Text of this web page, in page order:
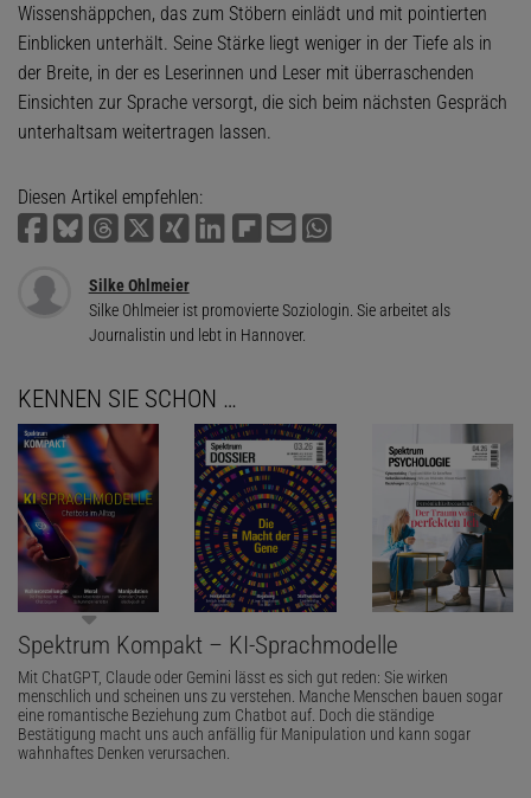
Wissenshäppchen, das zum Stöbern einlädt und mit pointierten
Einblicken unterhält. Seine Stärke liegt weniger in der Tiefe als in
der Breite, in der es Leserinnen und Leser mit überraschenden
Einsichten zur Sprache versorgt, die sich beim nächsten Gespräch
unterhaltsam weitertragen lassen.
Diesen Artikel empfehlen:
Silke Ohlmeier
Silke Ohlmeier ist promovierte Soziologin. Sie arbeitet als
Journalistin und lebt in Hannover.
KENNEN SIE SCHON …
Spektrum Kompakt – KI-Sprachmodelle
Mit ChatGPT, Claude oder Gemini lässt es sich gut reden: Sie wirken
menschlich und scheinen uns zu verstehen. Manche Menschen bauen sogar
eine romantische Beziehung zum Chatbot auf. Doch die ständige
Bestätigung macht uns auch anfällig für Manipulation und kann sogar
wahnhaftes Denken verursachen.